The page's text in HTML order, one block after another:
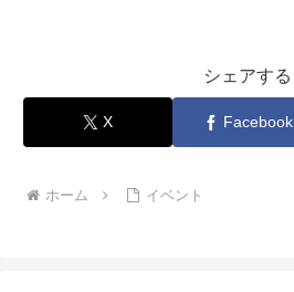
シェアする
X Facebook
ホーム イベント